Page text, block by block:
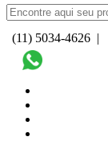
(11) 5034-4626 |